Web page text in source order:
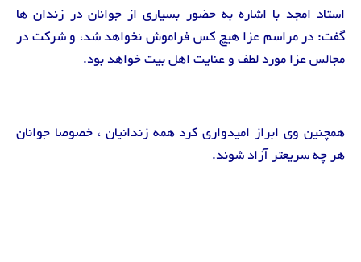
استاد امجد با اشاره به حضور بسیاری از جوانان در زندان ها
گفت: در مراسم عزا هیچ کس فراموش نخواهد شد، و شرکت در
مجالس عزا مورد لطف و عنایت اهل بیت خواهد بود.
همچنین وی ابراز امیدواری کرد همه زندانیان ، خصوصا جوانان
هر چه سریعتر آزاد شوند.